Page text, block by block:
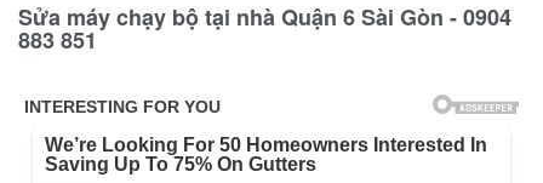
Sửa máy chạy bộ tại nhà Quận 6 Sài Gòn - 0904
883 851